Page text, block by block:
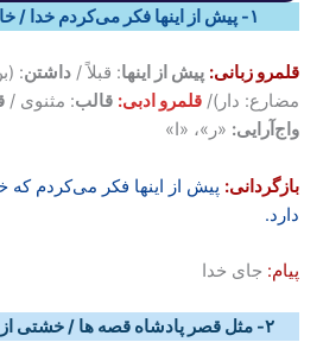
۱- پیش از اینها فکر می‌کردم خدا / خانه‌ای دارد میان ابرها
قلمرو زبانی: پیش از اینها: قبلاً / داشتن:
مضارع: دار)/ قلمرو ادبی: قالب: مثنوی /
واج‌آرایی: «ر»، «ا»
بازگردانی: پیش از اینها فکر می‌کردم که
دارد.
پیام: جای خدا
۲- مثل قصر پادشاه قصه ها / خشتی از الماس و خشتی از طلا